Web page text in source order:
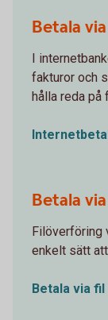
Betala
I
fakturor och
hålla reda på
Betala
Filöverföring
enkelt sätt
Betala via fil